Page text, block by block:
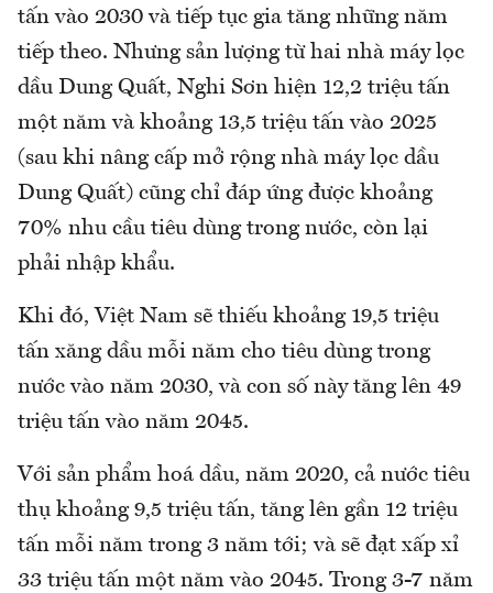
tấn vào 2030 và tiếp tục gia tăng những năm
tiếp theo. Nhưng sản lượng từ hai nhà máy lọc
dầu Dung Quất, Nghi Sơn hiện 12,2 triệu tấn
một năm và khoảng 13,5 triệu tấn vào 2025
(sau khi nâng cấp mở rộng nhà máy lọc dầu
Dung Quất) cũng chỉ đáp ứng được khoảng
70% nhu cầu tiêu dùng trong nước, còn lại
phải nhập khẩu.
Khi đó, Việt Nam sẽ thiếu khoảng 19,5 triệu
tấn xăng dầu mỗi năm cho tiêu dùng trong
nước vào năm 2030, và con số này tăng lên 49
triệu tấn vào năm 2045.
Với sản phẩm hoá dầu, năm 2020, cả nước tiêu
thụ khoảng 9,5 triệu tấn, tăng lên gần 12 triệu
tấn mỗi năm trong 3 năm tới; và sẽ đạt xấp xỉ
33 triệu tấn một năm vào 2045. Trong 3-7 năm